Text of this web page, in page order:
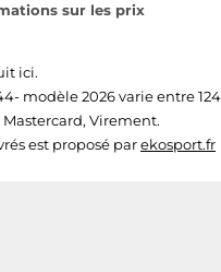
sur les prix
ici.
modèle 2026 varie entre
Mastercard, Virement.
est proposé parekosport.fr